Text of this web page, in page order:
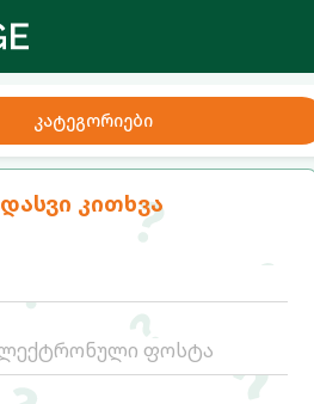
კატეგორიები
დასვი კითხვა